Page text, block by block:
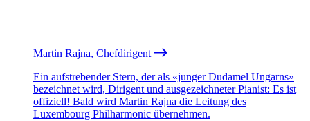
Martin Rajna, Chefdirigent
Ein aufstrebender Stern, der als «junger Dudamel Ungarns»
bezeichnet wird, Dirigent und ausgezeichneter Pianist: Es ist
offiziell! Bald wird Martin Rajna die Leitung des
Luxembourg Philharmonic übernehmen.